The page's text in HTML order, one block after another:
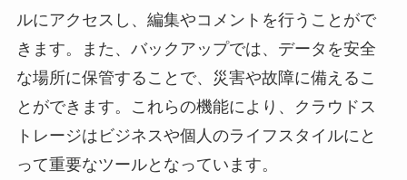
ルにアクセスし、編集やコメントを行うことがで
きます。また、バックアップでは、データを安全
な場所に保管することで、災害や故障に備えるこ
とができます。これらの機能により、クラウドス
トレージはビジネスや個人のライフスタイルにと
って重要なツールとなっています。